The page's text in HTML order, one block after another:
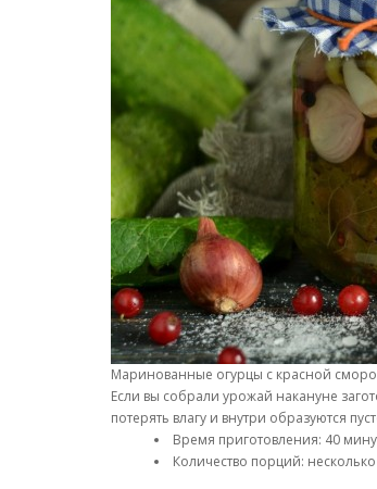
Маринованные огурцы с красной
Если вы собрали урожай накануне
потерять влагу и внутри образуются
Время приготовления: 40
Количество порций: